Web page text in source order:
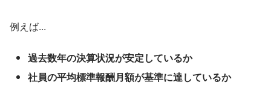
例えば...
過去数年の決算状況が安定しているか
社員の平均標準報酬月額が基準に達しているか